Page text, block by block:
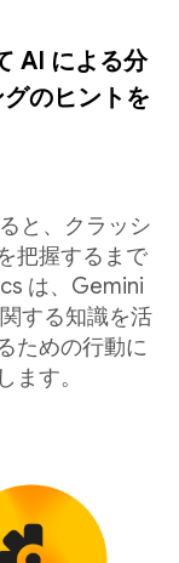
AI による分
のヒントを
と、クラッシ
把握するまで
は、Gemini
する知識を活
ための行動に
ます。